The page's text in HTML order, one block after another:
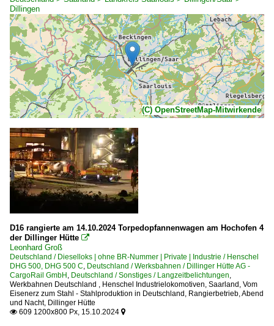
Dillingen
(C) OpenStreetMap-Mitwirkende
D16 rangierte am 14.10.2024 Torpedopfannenwagen am Hochofen 4
der Dillinger Hütte 
Leonhard Groß
Deutschland / Dieselloks | ohne BR-Nummer | Private | Industrie / Henschel
DHG 500, DHG 500 C, Deutschland / Werksbahnen / Dillinger Hütte AG -
CargoRail GmbH, Deutschland / Sonstiges / Langzeitbelichtungen,
Werkbahnen Deutschland , Henschel Industrielokomotiven, Saarland, Vom
Eisenerz zum Stahl - Stahlproduktion in Deutschland, Rangierbetrieb,Abend
und Nacht, Dillinger Hütte
 609 1200x800 Px, 15.10.2024 